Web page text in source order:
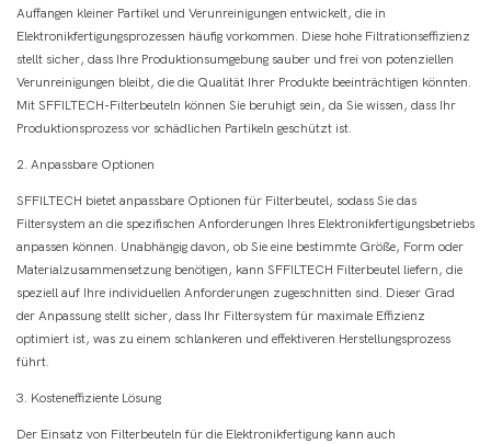
Auffangen kleiner Partikel und Verunreinigungen entwickelt, die in
Elektronikfertigungsprozessen häufig vorkommen. Diese hohe Filtrationseffizienz
stellt sicher, dass Ihre Produktionsumgebung sauber und frei von potenziellen
Verunreinigungen bleibt, die die Qualität Ihrer Produkte beeinträchtigen könnten.
Mit SFFILTECH-Filterbeuteln können Sie beruhigt sein, da Sie wissen, dass Ihr
Produktionsprozess vor schädlichen Partikeln geschützt ist.
2. Anpassbare Optionen
SFFILTECH bietet anpassbare Optionen für Filterbeutel, sodass Sie das
Filtersystem an die spezifischen Anforderungen Ihres Elektronikfertigungsbetriebs
anpassen können. Unabhängig davon, ob Sie eine bestimmte Größe, Form oder
Materialzusammensetzung benötigen, kann SFFILTECH Filterbeutel liefern, die
speziell auf Ihre individuellen Anforderungen zugeschnitten sind. Dieser Grad
der Anpassung stellt sicher, dass Ihr Filtersystem für maximale Effizienz
optimiert ist, was zu einem schlankeren und effektiveren Herstellungsprozess
führt.
3. Kosteneffiziente Lösung
Der Einsatz von Filterbeuteln für die Elektronikfertigung kann auch